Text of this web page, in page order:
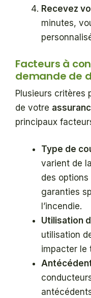
Recevez
minutes,
Facteurs à
demande de
Plusieurs critères
de votre
principaux
Type de
varient de
des
garanties
l’incendie.
Utilisation
utilisation
impacter le